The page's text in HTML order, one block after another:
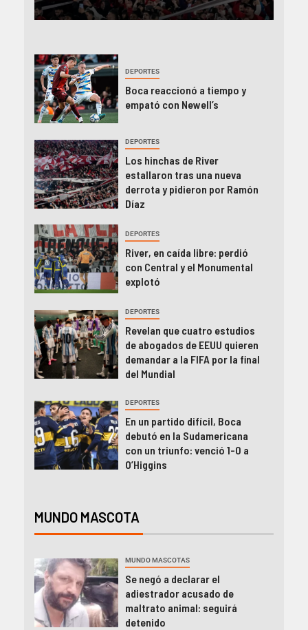
DEPORTES
Boca reaccionó a tiempo y
empató con Newell’s
DEPORTES
Los hinchas de River
estallaron tras una nueva
derrota y pidieron por Ramón
Díaz
DEPORTES
River, en caída libre: perdió
con Central y el Monumental
explotó
DEPORTES
Revelan que cuatro estudios
de abogados de EEUU quieren
demandar a la FIFA por la final
del Mundial
DEPORTES
En un partido difícil, Boca
debutó en la Sudamericana
con un triunfo: venció 1-0 a
O’Higgins
MUNDO MASCOTA
MUNDO MASCOTAS
Se negó a declarar el
adiestrador acusado de
maltrato animal: seguirá
detenido